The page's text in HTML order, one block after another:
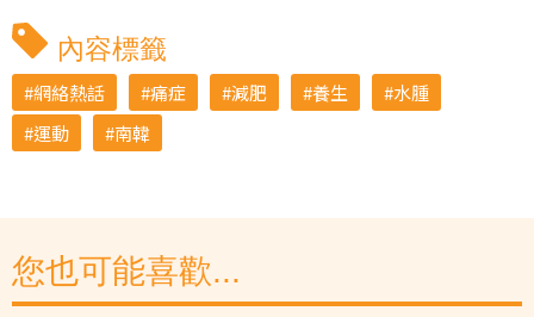
內容標籤
網絡熱話 痛症 減肥 養生
水腫
運動
南韓
您也可能喜歡...